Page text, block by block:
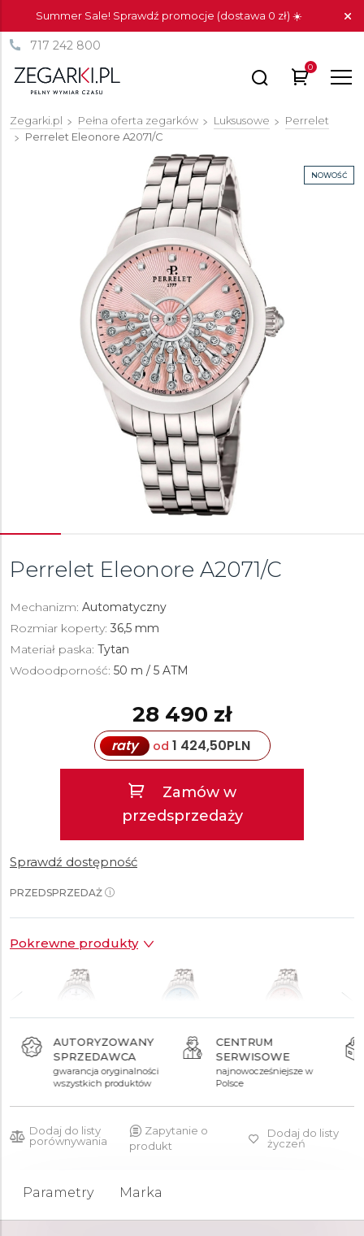
Summer Sale! Sprawdź promocje (dostawa 0 zł) ☀️
717 242 800
0
Zegarki.pl Pełna oferta zegarków Luksusowe
Perrelet
Perrelet Eleonore A2071/C
NOWOŚĆ
Perrelet Eleonore A2071/C
Mechanizm: Automatyczny
Rozmiar koperty: 36,5 mm
Materiał paska: Tytan
Wodoodporność: 50 m / 5 ATM
28 490 zł
raty od 1 424,50PLN
przedsprzedaży
Sprawdź dostępność
PRZEDSPRZEDAŻ
Pokrewne produkty
39 990 zł 39 990 zł 39 990 zł
AUTORYZOWANY
SPRZEDAWCA
gwarancja oryginalności
wszystkich produktów
CENTRUM
SERWISOWE
najnowocześniejsze w
Polsce
Dodaj do listy
porównywania
Zapytanie o
produkt
Dodaj do listy
życzeń
Parametry Marka